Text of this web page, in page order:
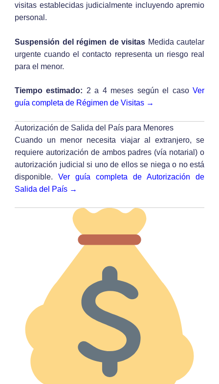
visitas establecidas judicialmente incluyendo apremio
personal.
Suspensión del régimen de visitas Medida cautelar
urgente cuando el contacto representa un riesgo real
para el menor.
Tiempo estimado: 2 a 4 meses según el casoVer
guía completa de Régimen de Visitas →
Autorización de Salida del País para Menores
Cuando un menor necesita viajar al extranjero, se
requiere autorización de ambos padres (vía notarial) o
autorización judicial si uno de ellos se niega o no está
disponible. Ver guía completa de Autorización de
Salida del País →